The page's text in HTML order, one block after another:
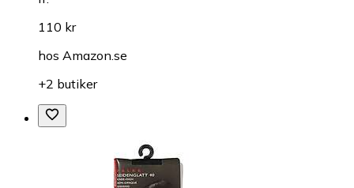
110 kr
hos Amazon.se
+2 butiker